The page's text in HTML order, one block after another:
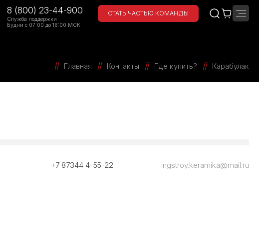
8 (800) 23-44-900
Служба поддержки
Будни с 07:00 до 16:00 МСК
СТАТЬ ЧАСТЬЮ КОМАНДЫ
Главная Контакты Где купить? Карабулак
+7 87344 4-55-22 ingstroy.keramika@mail.ru